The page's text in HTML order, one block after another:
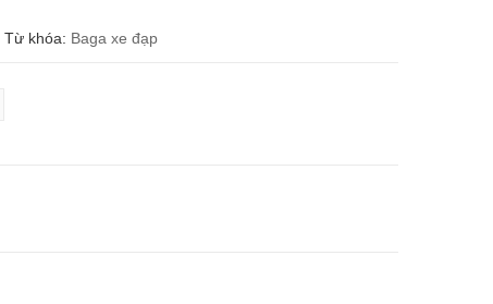
Từ khóa: Baga xe đạp